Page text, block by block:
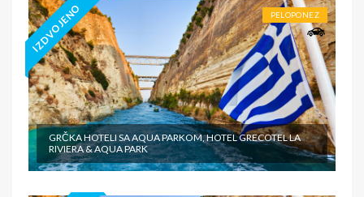
IZDVOJENO PELOPONEZ
GRČKA HOTELI SA AQUA PARKOM, HOTEL GRECOTEL LA
RIVIERA & AQUA PARK